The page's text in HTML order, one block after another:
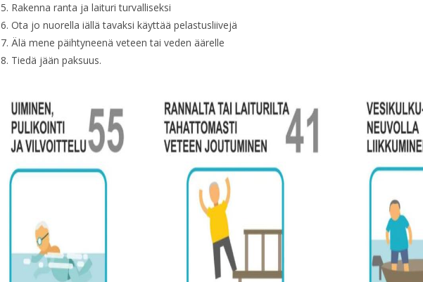
5. Rakenna ranta ja laituri turvalliseksi
6. Ota jo nuorella iällä tavaksi käyttää pelastusliivejä
7. Älä mene päihtyneenä veteen tai veden äärelle
8. Tiedä jään paksuus.